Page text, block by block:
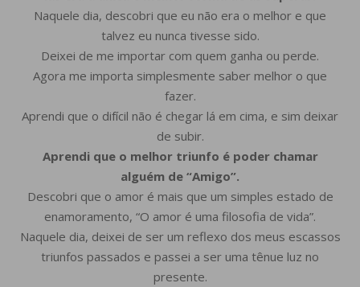
Naquele dia, descobri que eu não era o melhor e que
talvez eu nunca tivesse sido.
Deixei de me importar com quem ganha ou perde.
Agora me importa simplesmente saber melhor o que
fazer.
Aprendi que o difícil não é chegar lá em cima, e sim deixar
de subir.
Aprendi que o melhor triunfo é poder chamar
alguém de “Amigo”.
Descobri que o amor é mais que um simples estado de
enamoramento, “O amor é uma filosofia de vida”.
Naquele dia, deixei de ser um reflexo dos meus escassos
triunfos passados e passei a ser uma tênue luz no
presente.